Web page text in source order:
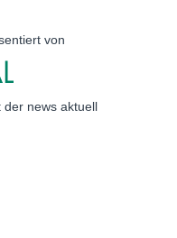
von
der news aktuell